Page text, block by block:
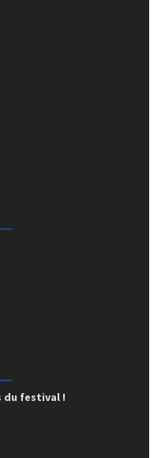
du festival !